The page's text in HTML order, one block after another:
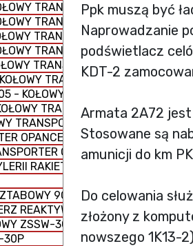
TRANSPORTER OPANCERZONY
TRANSPORTER OPANCERZONY
TRANSPORTER OPANCERZONY
TRANSPORTER OPANCERZONY
TRANSPORTER OPANCERZONY
TRANSPORTER
- KOŁOWY TRANSPORTER
TRANSPORTER
TRANSPORTER OPANCERZONY
OPANCERZONY GĄSIENICOWY
OPANCERZONY
RAKIETOWEJ
9C552
REAKTYWNY
ZSSW-30
30P
Ppk muszą być
Naprowadzanie
podświetlacz
KDT-2
Armata 2A72
Stosowane są
amunicji do km
Do celowania
złożony z
nowszego 1K13-